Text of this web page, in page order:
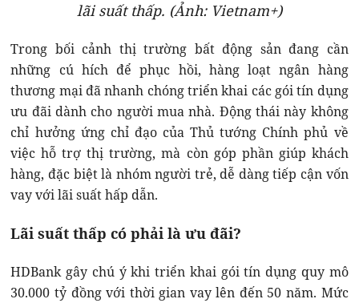
lãi suất thấp. (Ảnh: Vietnam+)
Trong bối cảnh thị trường bất động sản đang cần
những cú hích để phục hồi, hàng loạt ngân hàng
thương mại đã nhanh chóng triển khai các gói tín dụng
ưu đãi dành cho người mua nhà. Động thái này không
chỉ hưởng ứng chỉ đạo của Thủ tướng Chính phủ về
việc hỗ trợ thị trường, mà còn góp phần giúp khách
hàng, đặc biệt là nhóm người trẻ, dễ dàng tiếp cận vốn
vay với lãi suất hấp dẫn.
Lãi suất thấp có phải là ưu đãi?
HDBank gây chú ý khi triển khai gói tín dụng quy mô
30.000 tỷ đồng với thời gian vay lên đến 50 năm. Mức